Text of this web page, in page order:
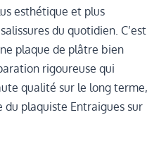
esthétique et plus
du quotidien. C’est
plaque de plâtre bien
rigoureuse qui
qualité sur le long terme,
du plaquiste Entraigues sur